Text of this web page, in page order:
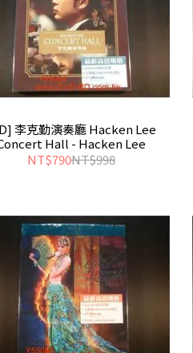
李克勤演奏廳 Hacken Lee
Hall - Hacken Lee
NT$790NT$998